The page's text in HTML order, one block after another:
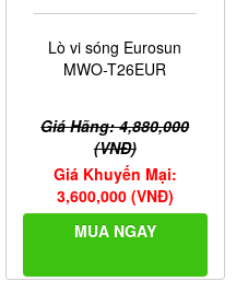
Lò vi sóng Eurosun
MWO-T26EUR
Giá Hãng: 4,880,000
(VNĐ)
Giá Khuyến Mại:
3,600,000 (VNĐ)
MUA NGAY